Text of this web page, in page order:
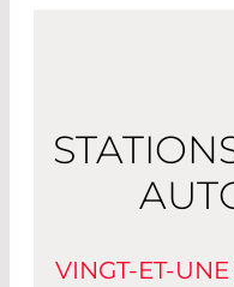
VINGT-ET-